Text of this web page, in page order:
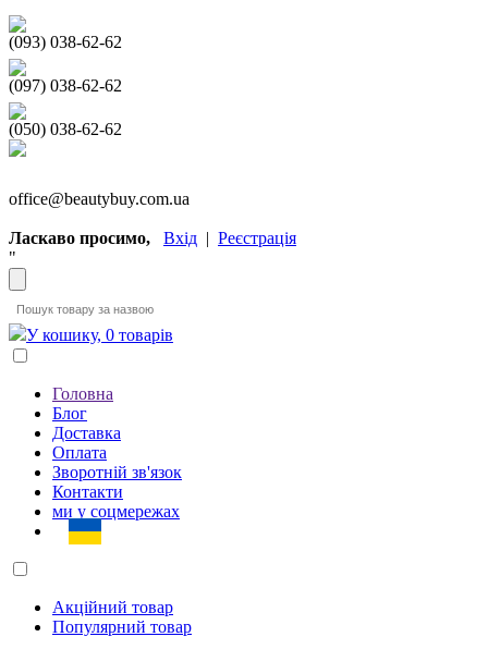
(093) 038-62-62
(097) 038-62-62
(050) 038-62-62
office@beautybuy.com.ua
Ласкаво просимо, Вхід | Реєстрація
"
У кошику, 0 товарів
Головна
Блог
Доставка
Оплата
Зворотній зв'язок
Контакти
ми у соцмережах
Акційний товар
Популярний товар